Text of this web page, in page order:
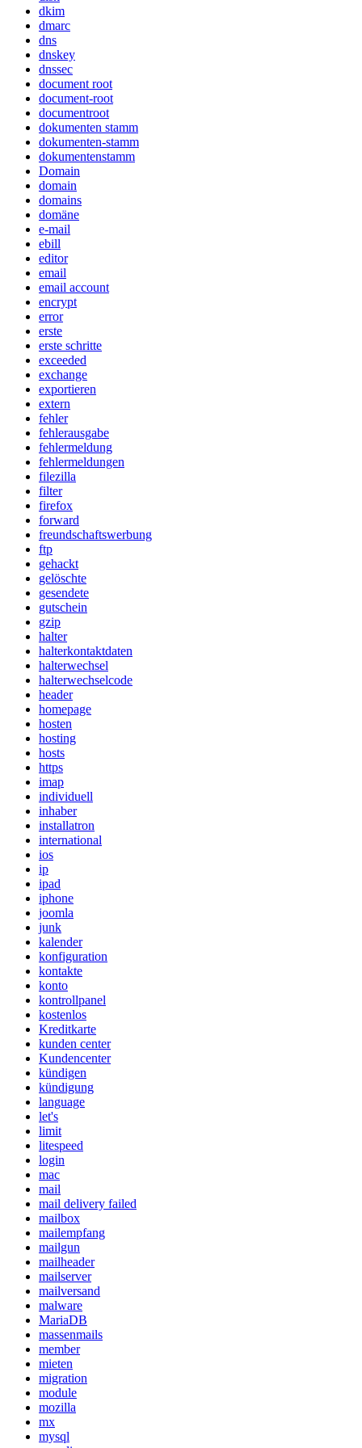
dkim
dmarc
dns
dnskey
dnssec
document root
document-root
documentroot
dokumenten stamm
dokumenten-stamm
dokumentenstamm
Domain
domain
domains
domäne
e-mail
ebill
editor
email
email account
encrypt
error
erste
erste schritte
exceeded
exchange
exportieren
extern
fehler
fehlerausgabe
fehlermeldung
fehlermeldungen
filezilla
filter
firefox
forward
freundschaftswerbung
ftp
gehackt
gelöschte
gesendete
gutschein
gzip
halter
halterkontaktdaten
halterwechsel
halterwechselcode
header
homepage
hosten
hosting
hosts
https
imap
individuell
inhaber
installatron
international
ios
ip
ipad
iphone
joomla
junk
kalender
konfiguration
kontakte
konto
kontrollpanel
kostenlos
Kreditkarte
kunden center
Kundencenter
kündigen
kündigung
language
let's
limit
litespeed
login
mac
mail
mail delivery failed
mailbox
mailempfang
mailgun
mailheader
mailserver
mailversand
malware
MariaDB
massenmails
member
mieten
migration
module
mozilla
mx
mysql